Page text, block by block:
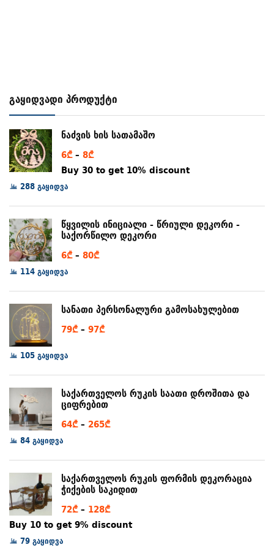
გაყიდვადი პროდუქტი
ნაძვის ხის სათამაშო
6₾ – 8₾Price
range:
Buy 30 to get 10% discount
288 გაყიდვა
წყვილის ინიციალი - წრიული დეკორი -
საქორწილო დეკორი
6₾ – 80₾Price
through
80₾
114 გაყიდვა
სანათი პერსონალური გამოსახულებით
79₾ – 97₾Price
through
97₾
105 გაყიდვა
საქართველოს რუკის საათი დროშითა და
ციფრებით
64₾ – 265₾Price
through
265₾
84 გაყიდვა
საქართველოს რუკის ფორმის დეკორაცია
ჭიქების საკიდით
72₾ – 128₾Price
range:
Buy 10 to get 9% discount
79 გაყიდვა